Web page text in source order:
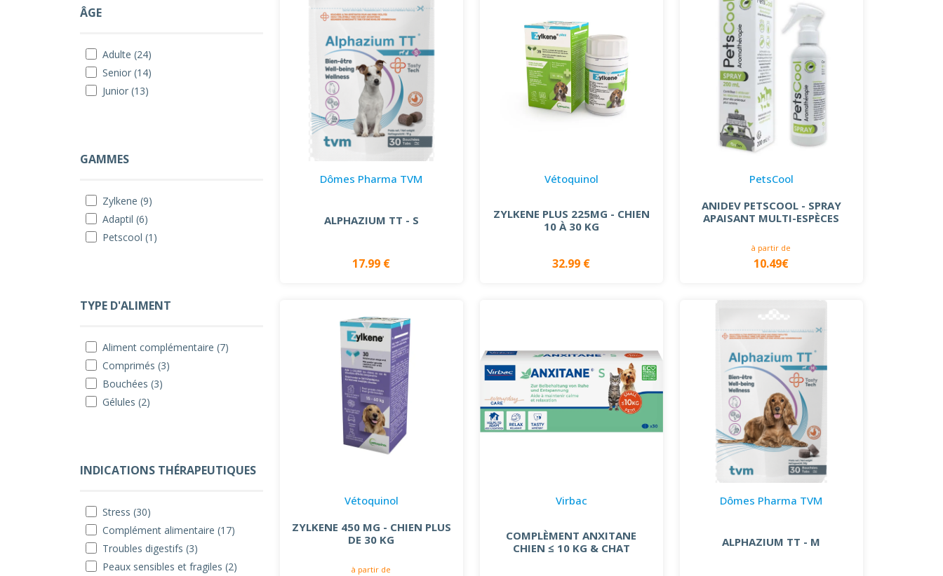
ÂGE
Adulte (24)
Senior (14)
Junior (13)
GAMMES
Zylkene (9)
Adaptil (6)
Petscool (1)
TYPE D'ALIMENT
Aliment complémentaire (7)
Comprimés (3)
Bouchées (3)
Gélules (2)
INDICATIONS THÉRAPEUTIQUES
Stress (30)
Complément alimentaire (17)
Troubles digestifs (3)
Peaux sensibles et fragiles (2)
Dômes Pharma TVM
ALPHAZIUM TT - S
17.99 €
Vétoquinol
ZYLKENE PLUS 225MG - CHIEN
10 À 30 KG
32.99 €
PetsCool
ANIDEV PETSCOOL - SPRAY
APAISANT MULTI-ESPÈCES
à partir de
10.49€
Vétoquinol
ZYLKENE 450 MG - CHIEN PLUS
DE 30 KG
à partir de
Virbac
COMPLÈMENT ANXITANE
CHIEN ≤ 10 KG & CHAT
Dômes Pharma TVM
ALPHAZIUM TT - M